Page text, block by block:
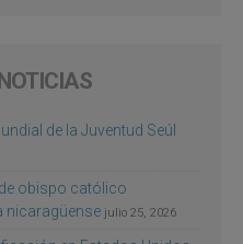
de la Juventud Seúl
obispo católico
nicaragüense julio 25, 2026